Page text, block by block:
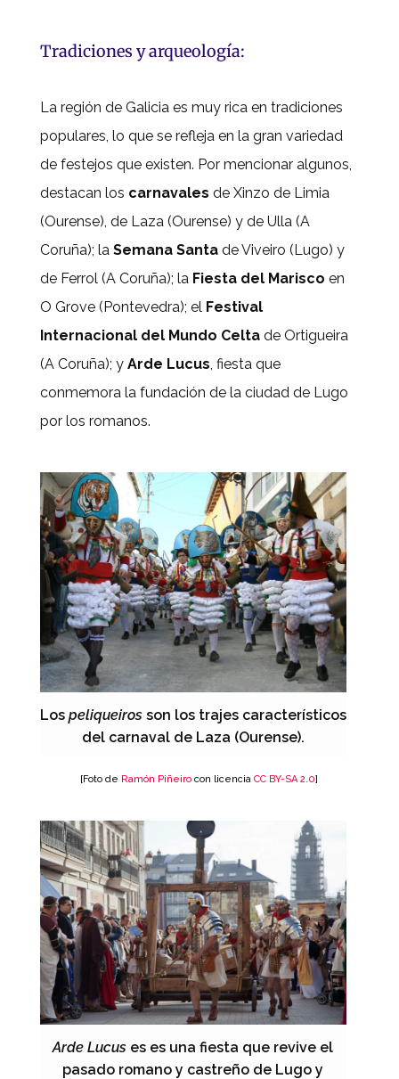
Tradiciones y arqueología:
La región de Galicia es muy rica en tradiciones
populares, lo que se refleja en la gran variedad
de festejos que existen. Por mencionar algunos,
destacan los carnavales de Xinzo de Limia
(Ourense), de Laza (Ourense) y de Ulla (A
Coruña); la Semana Santade Viveiro (Lugo) y
de Ferrol (A Coruña); la Fiesta del Marisco en
O Grove (Pontevedra); el Festival
Internacional del Mundo Celtade Ortigueira
(A Coruña); y Arde Lucus , fiesta que
conmemora la fundación de la ciudad de Lugo
por los romanos.
Los peliqueirosson los trajes característicos
del carnaval de Laza (Ourense).
[Foto de Ramón Piñeiro con licenciaCC BY-SA 2.0]
Arde Lucus es es una fiesta que revive el
pasado romano y castreño de Lugo y